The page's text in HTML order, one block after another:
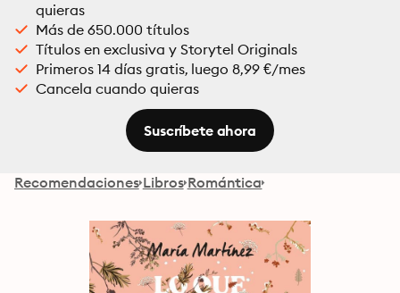
quieras
Más de 650.000 títulos
Títulos en exclusiva y Storytel Originals
Primeros 14 días gratis, luego 8,99 €/mes
Cancela cuando quieras
Suscríbete ahora
Recomendaciones Libros Romántica